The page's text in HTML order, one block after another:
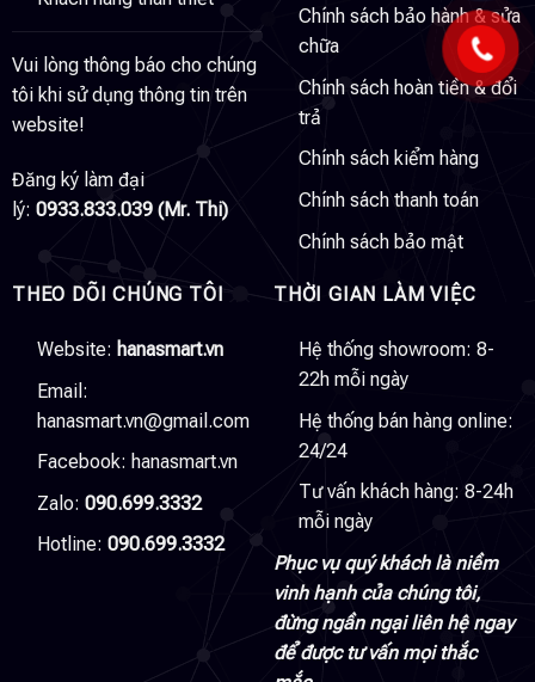
Vui lòng thông báo cho chúng
tôi khi sử dụng thông tin trên
website!
Đăng ký làm đại
lý: 0933.833.039 (Mr. Thi)
Chính sách bảo hành & sửa
chữa
Chính sách hoàn tiền & đổi
trả
Chính sách kiểm hàng
Chính sách thanh toán
Chính sách bảo mật
THEO DÕI CHÚNG TÔI
Website: hanasmart.vn
Email:
hanasmart.vn@gmail.com
Facebook: hanasmart.vn
Zalo: 090.699.3332
Hotline: 090.699.3332
THỜI GIAN LÀM VIỆC
Hệ thống showroom: 8-
22h mỗi ngày
Hệ thống bán hàng online:
24/24
Tư vấn khách hàng: 8-24h
mỗi ngày
Phục vụ quý khách là niềm
vinh hạnh của chúng tôi,
đừng ngần ngại liên hệ ngay
để được tư vấn mọi thắc